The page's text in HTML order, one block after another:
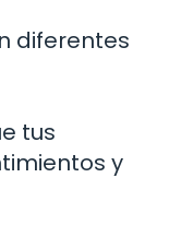
diferentes
tus
y